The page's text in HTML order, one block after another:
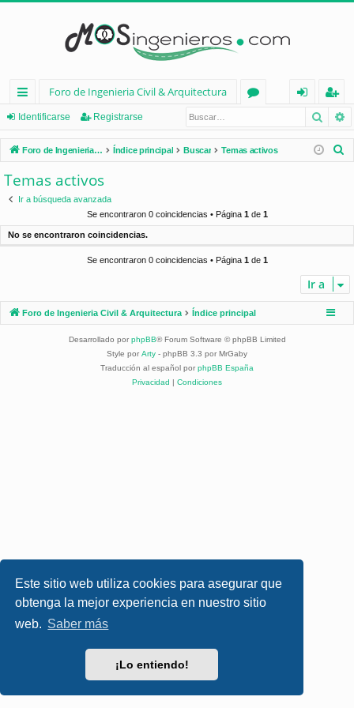
Este sitio web utiliza cookies para asegurar que
obtenga la mejor experiencia en nuestro sitio
web. Saber más
¡Lo entiendo!
nl
ac
es
rá
d
Foro de Ingenieria Civil & Arquitectura
os
nt
ifi
eg
ist
ra
Identificarse Registrarse
Foro de Ingenieria Civil & Arquitectura Índice principal Buscar Temas activos
Temas activos
Ir a búsqueda avanzada
Se encontraron 0 coincidencias • Página 1de 1
No se encontraron coincidencias.
Se encontraron 0 coincidencias • Página 1de 1
Ir a
Foro de Ingenieria Civil & Arquitectura Índice principal
Desarrollado por phpBB® Forum Software © phpBB Limited
Style por Arty - phpBB 3.3 por MrGaby
Traducción al español por phpBB España
Privacidad | Condiciones